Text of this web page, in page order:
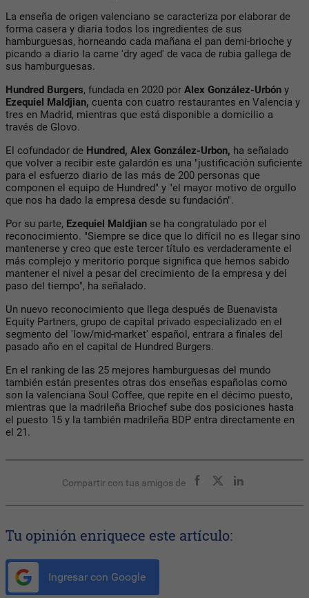
La enseña de origen valenciano se caracteriza por elaborar de
forma casera y diaria todos los ingredientes de sus
hamburguesas, horneando cada mañana el pan demi-brioche y
picando a diario la carne 'dry aged' de vaca de rubia gallega de
sus hamburguesas.
Hundred Burgers, fundada en 2020 por Alex González-Urbón y
Ezequiel Maldjian, cuenta con cuatro restaurantes en Valencia y
tres en Madrid, mientras que está disponible a domicilio a
través de Glovo.
El cofundador de Hundred, Alex González-Urbon, ha señalado
que volver a recibir este galardón es una "justificación suficiente
para el esfuerzo diario de las más de 200 personas que
componen el equipo de Hundred" y "el mayor motivo de orgullo
que nos ha dado la empresa desde su fundación".
Por su parte, Ezequiel Maldjian se ha congratulado por el
reconocimiento. "Siempre se dice que lo difícil no es llegar sino
mantenerse y creo que este tercer título es verdaderamente el
más complejo y meritorio porque significa que hemos sabido
mantener el nivel a pesar del crecimiento de la empresa y del
paso del tiempo", ha señalado.
Un nuevo reconocimiento que llega después de Buenavista
Equity Partners, grupo de capital privado especializado en el
segmento del 'low/mid-market' español, entrara a finales del
pasado año en el capital de Hundred Burgers.
En el ranking de las 25 mejores hamburguesas del mundo
también están presentes otras dos enseñas españolas como
son la valenciana Soul Coffee, que repite en el décimo puesto,
mientras que la madrileña Briochef sube dos posiciones hasta
el puesto 15 y la también madrileña BDP entra directamente en
el 21.
Compartir con tus amigos de
Tu opinión enriquece este artículo:
Ingresar con Google